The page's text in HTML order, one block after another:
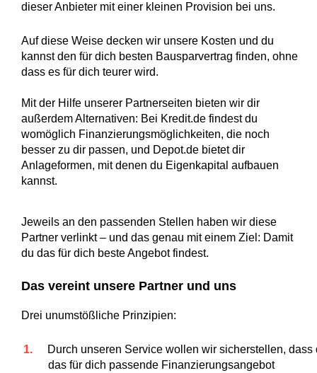
dieser Anbieter mit einer kleinen Provision bei uns.
Auf diese Weise decken wir unsere Kosten und du
kannst den für dich besten Bausparvertrag finden, ohne
dass es für dich teurer wird.
Mit der Hilfe unserer Partnerseiten bieten wir dir
außerdem Alternativen: Bei Kredit.de findest du
womöglich Finanzierungsmöglichkeiten, die noch
besser zu dir passen, und Depot.de bietet dir
Anlageformen, mit denen du Eigenkapital aufbauen
kannst.
Jeweils an den passenden Stellen haben wir diese
Partner verlinkt – und das genau mit einem Ziel: Damit
du das für dich beste Angebot findest.
Das vereint unsere Partner und uns
Drei unumstößliche Prinzipien:
Durch unseren Service wollen wir sicherstellen, dass
das für dich passende Finanzierungsangebot